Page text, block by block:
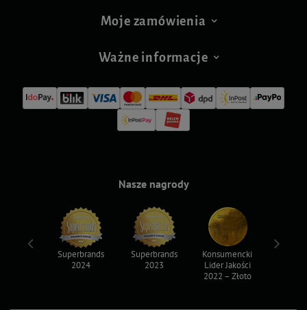
Moje zamówienia
Ważne informacje
Nasze nagrody
Superbrands
2024
Superbrands
2023
Konsumencki
Lider Jakości
2022 – Złoto